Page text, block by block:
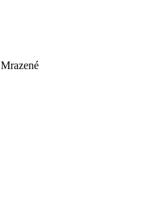
Mrazené